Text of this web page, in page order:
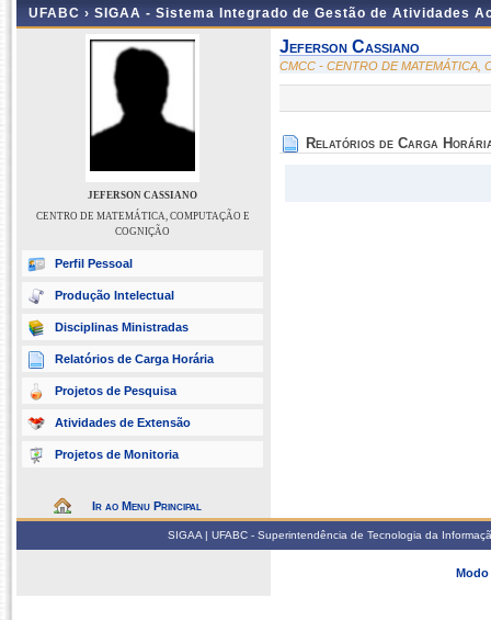
UFABC › SIGAA - Sistema Integrado de Gestão de Atividades
JEFERSON CASSIANO
CENTRO DE MATEMÁTICA, COMPUTAÇÃO E
COGNIÇÃO
Perfil Pessoal
Produção Intelectual
Disciplinas Ministradas
Relatórios de Carga Horária
Projetos de Pesquisa
Atividades de Extensão
Projetos de Monitoria
Ir ao Menu Principal
Jeferson Cassiano
CMCC - CENTRO DE MATEMÁTICA,
Relatórios de Carga
SIGAA | UFABC - Superintendência de Tecnologia da
Modo